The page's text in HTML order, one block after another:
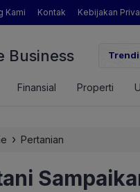
Kami Kontak Kebijakan
Business
Finansial Properti
› Pertanian